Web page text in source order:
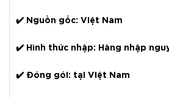
✔️ Nguồn gốc: Việt Nam
✔️ Hình thức nhập: Hàng nhập
✔️ Đóng gói: tại Việt Nam